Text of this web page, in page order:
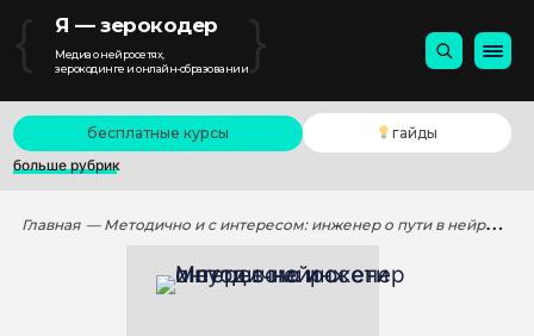
{ Я — зерокодер
Медиа о нейросетях,
зерокодинге и онлайн-образовании}
бесплатные курсы
гайды
больше рубрик
Главная — Методично и с интересом: инженер о пути в нейросети